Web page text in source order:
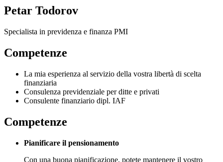
Petar Todorov
Specialista in previdenza e finanza PMI
Competenze
La mia esperienza al servizio della vostra libertà di scelta
finanziaria
Consulenza previdenziale per ditte e privati
Consulente finanziario dipl. IAF
Competenze
Pianificare il pensionamento
Con una buona pianificazione, potete mantenere il vostro